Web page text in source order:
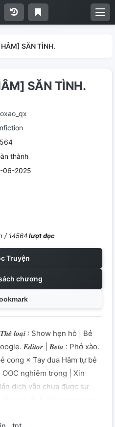
SĂN TÌNH.
SĂN TÌNH.
thành
06-2025
/ 14564lượt đọc
Truyện
chương
𝒍𝒐𝒂̣𝒊 : Show hẹn hò | Bẻ
𝑬𝒅𝒊𝒕𝒐𝒓 | 𝑩𝒆𝒕𝒂 : Phở xào.
cong × Tay đua Hâm tự bẻ
OOC nghiêm trọng | Xin
dịch vẫn chưa được sự